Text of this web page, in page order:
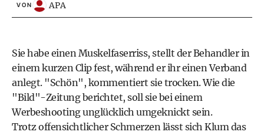
VON APA
Sie habe einen Muskelfaserriss, stellt der Behandler in
einem kurzen Clip fest, während er ihr einen Verband
anlegt. "Schön", kommentiert sie trocken. Wie die
"Bild"-Zeitung berichtet, soll sie bei einem
Werbeshooting unglücklich umgeknickt sein.
Trotz offensichtlicher Schmerzen lässt sich Klum das